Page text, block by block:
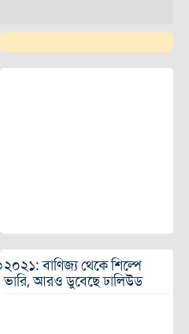
২০২১: বাণিজ্য থেকে শিল্পে
ভারি, আরও ডুবেছে ঢালিউড